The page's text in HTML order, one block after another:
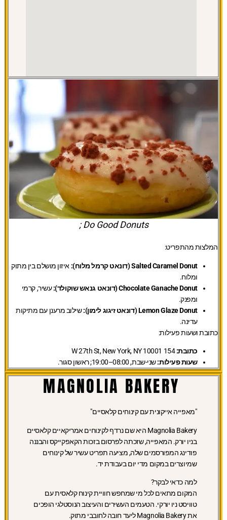
Do Good Donuts ;
המלצות מהתפריט:
Salted Caramel Donut (דונאט קרמל מלוח):
איזון מושלם בין מתוק
ומלוח.
Chocolate Ganache Donut (דונאט גנאש שוקולד):
עשיר, קרמי
ומפנק.
Lemon Glaze Donut (דונאט זיגוג לימון):
שילוב מרענן עם מתיקות
עדינה.
כתובת ושעות פעילות:
כתובת:154 W 27th St, New York, NY 10001
שעות פעילות:שני-שבת, 08:00–19:00; ראשון סגור.
MAGNOLIA BAKERY
"מאפייה אייקונית עם קינוחים קלאסיים"
Magnolia Bakery היא שם נרדף לקינוחים אמריקאיים קלאסיים
בניו יורק. המאפייה, שזכתה לפרסום בזכות הקאפקייקס והבננה
פודינג המפורסמים שלה, מציעה תפריט עשיר של קינוחים
שמיוצרים במקום מדי יום בעבודת יד.
למה כדאי לבקר?
המקום מתאים לכל מי שמחפש חוויית קינוח קלאסית עם
טוויסט ניו יורקי. הטעמים העשירים והעיצוב הנוסטלגי הופכים
את Magnolia Bakery ליעד חובה לחובבי מתוק.